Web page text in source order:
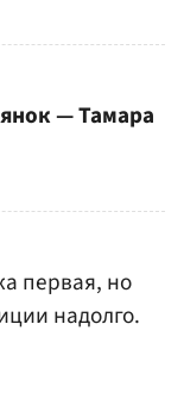
— Тамара
первая, но
надолго.